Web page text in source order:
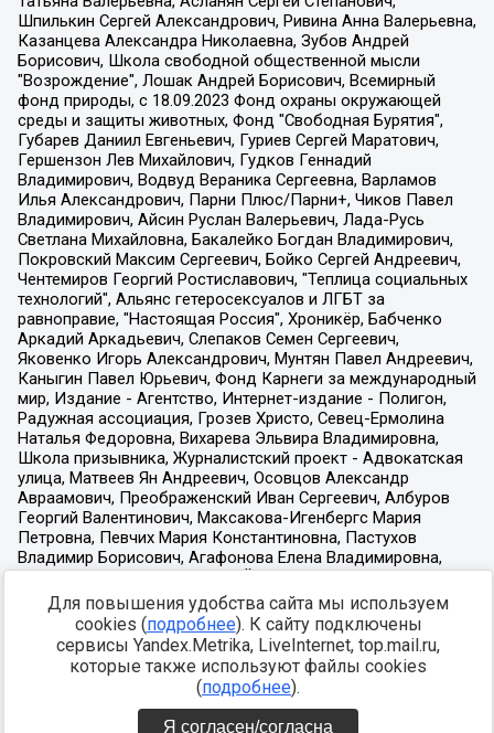
Для повышения удобства сайта мы используем
cookies (подробнее). К сайту подключены
сервисы Yandex.Metrika, LiveInternet, top.mail.ru,
которые также используют файлы cookies
(подробнее).
Я согласен/согласна